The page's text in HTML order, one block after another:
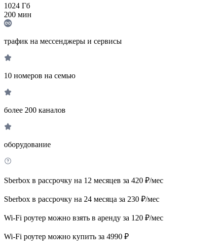
1024 Гб
200 мин
трафик на мессенджеры и сервисы
10 номеров на семью
более 200 каналов
оборудование
Sberbox в рассрочку на 12 месяцев за 420 ₽/мес
Sberbox в рассрочку на 24 месяца за 230 ₽/мес
Wi-Fi роутер можно взять в аренду за 120 ₽/мес
Wi-Fi роутер можно купить за 4990 ₽